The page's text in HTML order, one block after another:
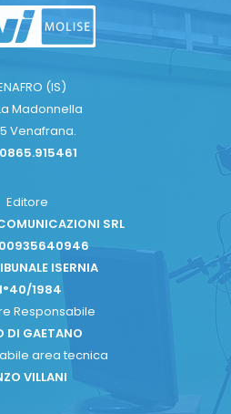
(IS)
Madonnella
Venafrana.
Editore
SRL
00935640946
ISERNIA
1984
Responsabile
DI GAETANO
area tecnica
VILLANI